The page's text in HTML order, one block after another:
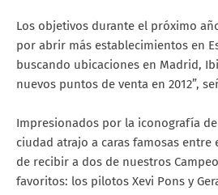
Los objetivos durante el próximo
por abrir más establecimientos en
buscando ubicaciones en Madrid,
nuevos puntos de venta en 2012”,
Impresionados por la iconografía
ciudad atrajo a caras famosas entre
de recibir a dos de nuestros
favoritos: los pilotos Xevi Pons y